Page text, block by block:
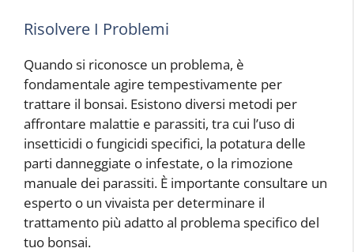
Risolvere I Problemi
Quando si riconosce un problema, è
fondamentale agire tempestivamente per
trattare il bonsai. Esistono diversi metodi per
affrontare malattie e parassiti, tra cui l’uso di
insetticidi o fungicidi specifici, la potatura delle
parti danneggiate o infestate, o la rimozione
manuale dei parassiti. È importante consultare un
esperto o un vivaista per determinare il
trattamento più adatto al problema specifico del
tuo bonsai.